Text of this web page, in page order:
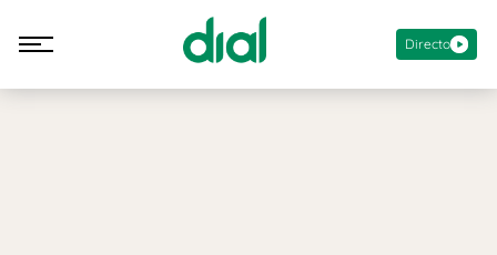
Directo